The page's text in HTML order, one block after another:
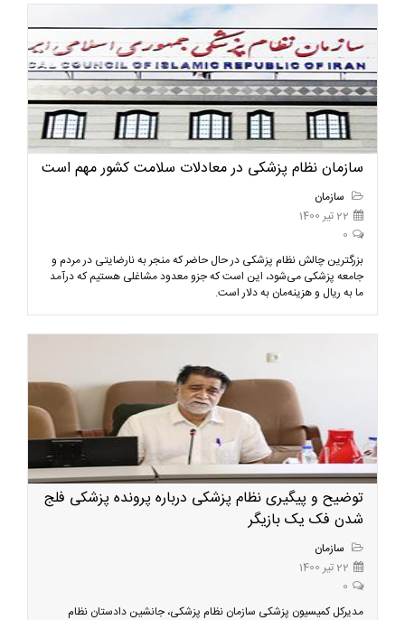
سازمان نظام پزشکی در معادلات سلامت کشور مهم است
سازمان
22 تیر 1400
0
بزرگترین چالش نظام پزشکی در حال حاضر که منجر به نارضایتی در مردم و
جامعه پزشکی می‌شود، این است که جزو معدود مشاغلی هستیم که درآمد
ما به ریال و هزینه‌مان به دلار است.
توضیح و پیگیری نظام پزشکی درباره پرونده پزشکی فلج
شدن فک یک بازیگر
سازمان
22 تیر 1400
0
مدیرکل کمیسیون پزشکی سازمان نظام پزشکی، جانشین دادستان نظام